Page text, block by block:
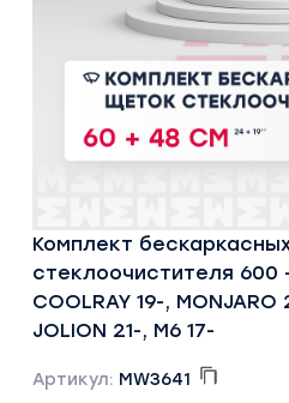
Комплект
стеклоочистителя 600
COOLRAY 19-, MONJARO
JOLION 21-, M6 17-
Артикул: MW3641